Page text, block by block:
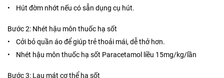
• Hút đờm nhớt nếu có sẵn dụng cụ hút.
Bước 2: Nhét hậu môn thuốc hạ sốt
• Cởi bỏ quần áo để giúp trẻ thoải mái, dễ thở hơn.
• Nhét hậu môn thuốc hạ sốt Paracetamol liều 15mg/kg/lần
Bước 3: Lau mát cơ thể hạ sốt